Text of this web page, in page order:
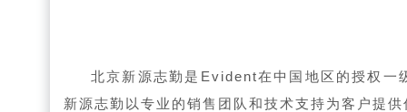
北京新源志勤是Evident在中国地区的授权一
新源志勤以专业的销售团队和技术支持为客户提